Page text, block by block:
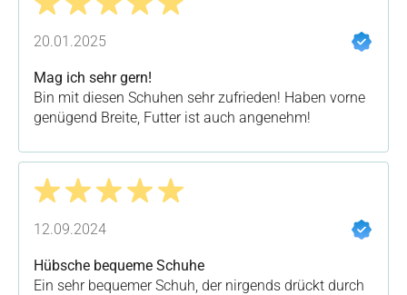
Bewertung mit 5 von 5 Sternen
20.01.2025
Mag ich sehr gern!
Bin mit diesen Schuhen sehr zufrieden! Haben vorne
genügend Breite, Futter ist auch angenehm!
Bewertung mit 5 von 5 Sternen
12.09.2024
Hübsche bequeme Schuhe
Ein sehr bequemer Schuh, der nirgends drückt durch